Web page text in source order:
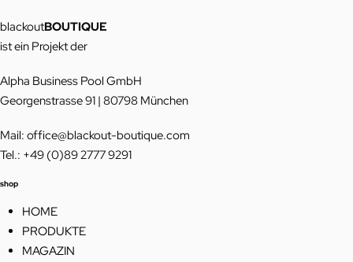
blackoutBOUTIQUE
ist ein Projekt der
Alpha Business Pool GmbH
Georgenstrasse 91 | 80798 München
Mail: office@blackout-boutique.com
Tel.: +49 (0)89 2777 9291
shop
HOME
PRODUKTE
MAGAZIN